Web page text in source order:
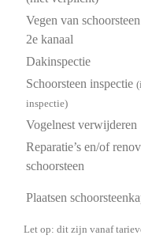
Vegen van
2e kanaal
Dakinspectie
Schoorsteen inspectie
inspectie)
Vogelnest verwijderen
Reparatie’s en/of
schoorsteen
Plaatsen
Let op: dit zijn vanaf